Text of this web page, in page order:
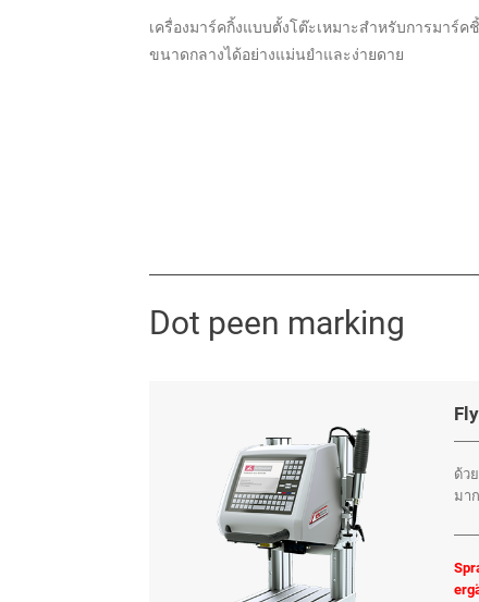
เครื่องมาร์คกิ้งแบบตั้งโต๊ะเหมาะสำหรับการมาร์
ขนาดกลางได้อย่างแม่นยำและง่ายดาย
Dot peen marking
ด้ว
มา